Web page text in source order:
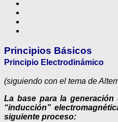
Principios Básicos
Principio Electrodinámico
(siguiendo con el tema de
La base para la
“inducción”
siguiente proceso: